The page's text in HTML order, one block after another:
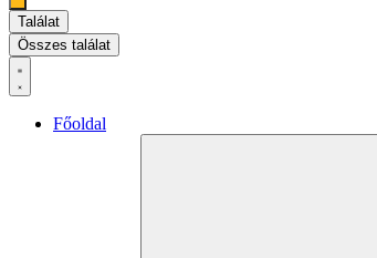
Találat
Összes találat
Főoldal